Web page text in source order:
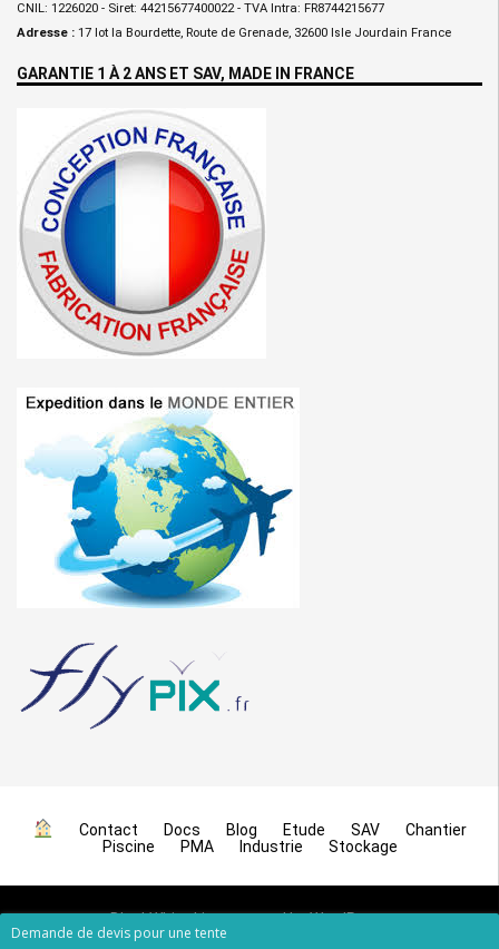
CNIL: 1226020 - Siret: 44215677400022 - TVA Intra: FR8744215677
Adresse : 17 lot la Bourdette, Route de Grenade, 32600 Isle Jourdain France
GARANTIE 1 À 2 ANS ET SAV, MADE IN FRANCE
Contact Docs Blog Etude SAV
Chantier
Piscine
PMA Industrie Stockage
BlackWhite Litepowered byWordPress
Demande de devis pour une tente